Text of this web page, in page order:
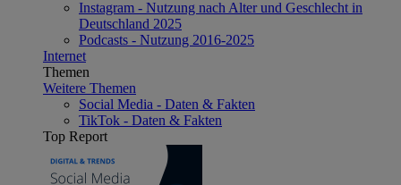
Instagram - Nutzung nach Alter und Geschlecht in
Deutschland 2025
Podcasts - Nutzung 2016-2025
Internet
Themen
Weitere Themen
Social Media - Daten & Fakten
TikTok - Daten & Fakten
Top Report